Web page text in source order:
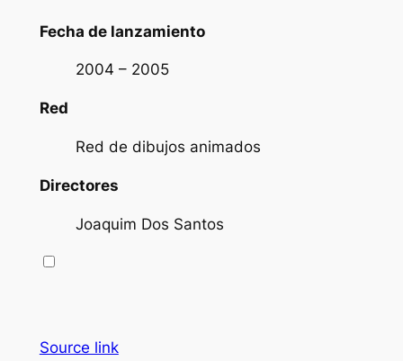
Fecha de lanzamiento
2004 – 2005
Red
Red de dibujos animados
Directores
Joaquim Dos Santos
Source link